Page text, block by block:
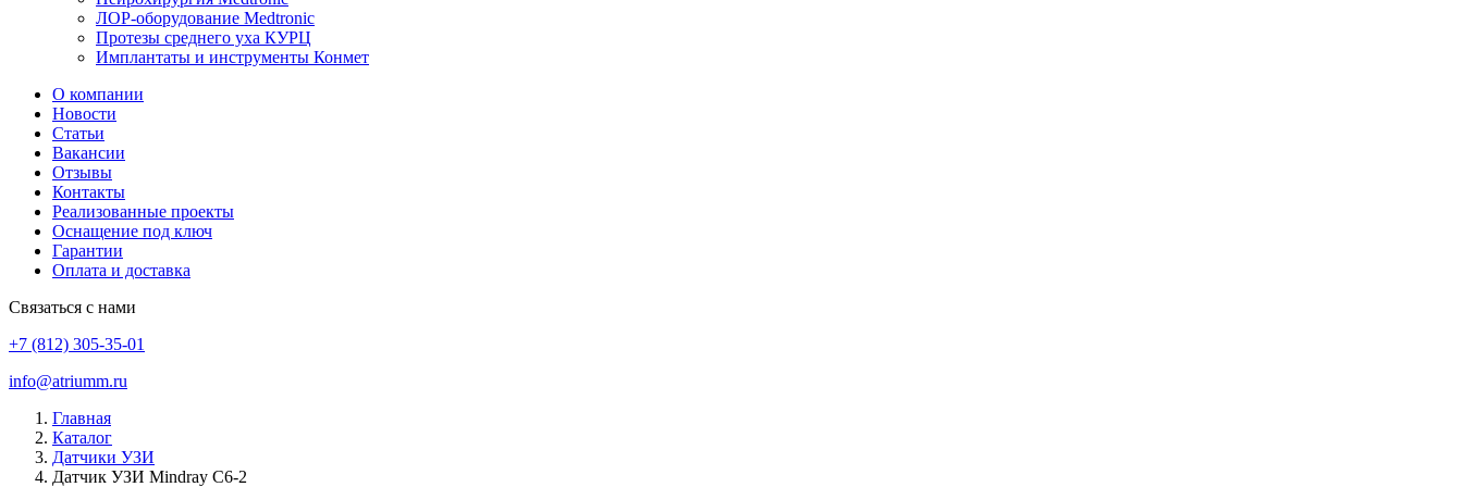
ЛОР-оборудование Medtronic
Протезы среднего уха КУРЦ
Имплантаты и инструменты Конмет
О компании
Новости
Статьи
Вакансии
Отзывы
Контакты
Реализованные проекты
Оснащение под ключ
Гарантии
Оплата и доставка
Связаться с нами
+7 (812) 305-35-01
info@atriumm.ru
Главная
Каталог
Датчики УЗИ
Датчик УЗИ Mindray С6-2